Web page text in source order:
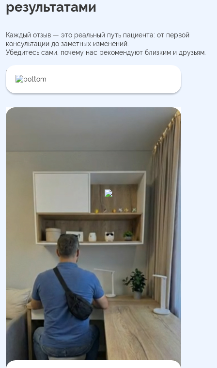
результатами
Каждый отзыв — это реальный путь пациента: от первой
консультации до заметных изменений.
Убедитесь сами, почему нас рекомендуют близким и друзьям.